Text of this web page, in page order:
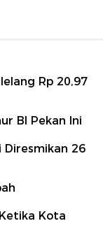
Rp 20,97
BI Pekan Ini
Diresmikan 26
Kota